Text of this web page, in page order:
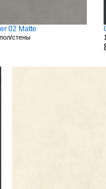
02 Matte
стены